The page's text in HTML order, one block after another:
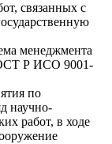
связанных с
менеджмента
Р ИСО 9001-
по
научно-
работ, в ходе